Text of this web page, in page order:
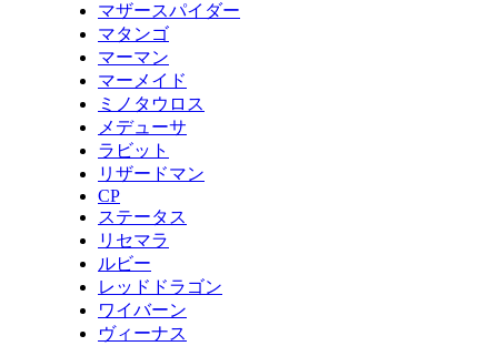
マザースパイダー
マタンゴ
マーマン
マーメイド
ミノタウロス
メデューサ
ラビット
リザードマン
CP
ステータス
リセマラ
ルビー
レッドドラゴン
ワイバーン
ヴィーナス